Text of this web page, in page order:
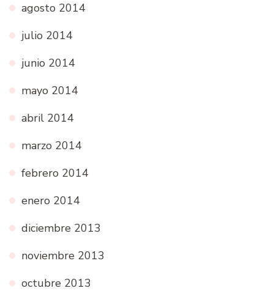
agosto 2014
julio 2014
junio 2014
mayo 2014
abril 2014
marzo 2014
febrero 2014
enero 2014
diciembre 2013
noviembre 2013
octubre 2013